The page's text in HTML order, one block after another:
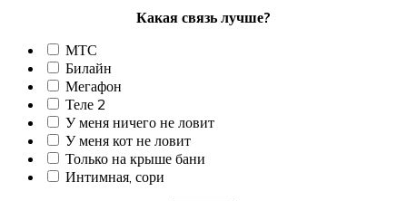
Какая связь лучше?
МТС
Билайн
Мегафон
Теле 2
У меня ничего не ловит
У меня кот не ловит
Только на крыше бани
Интимная, сори